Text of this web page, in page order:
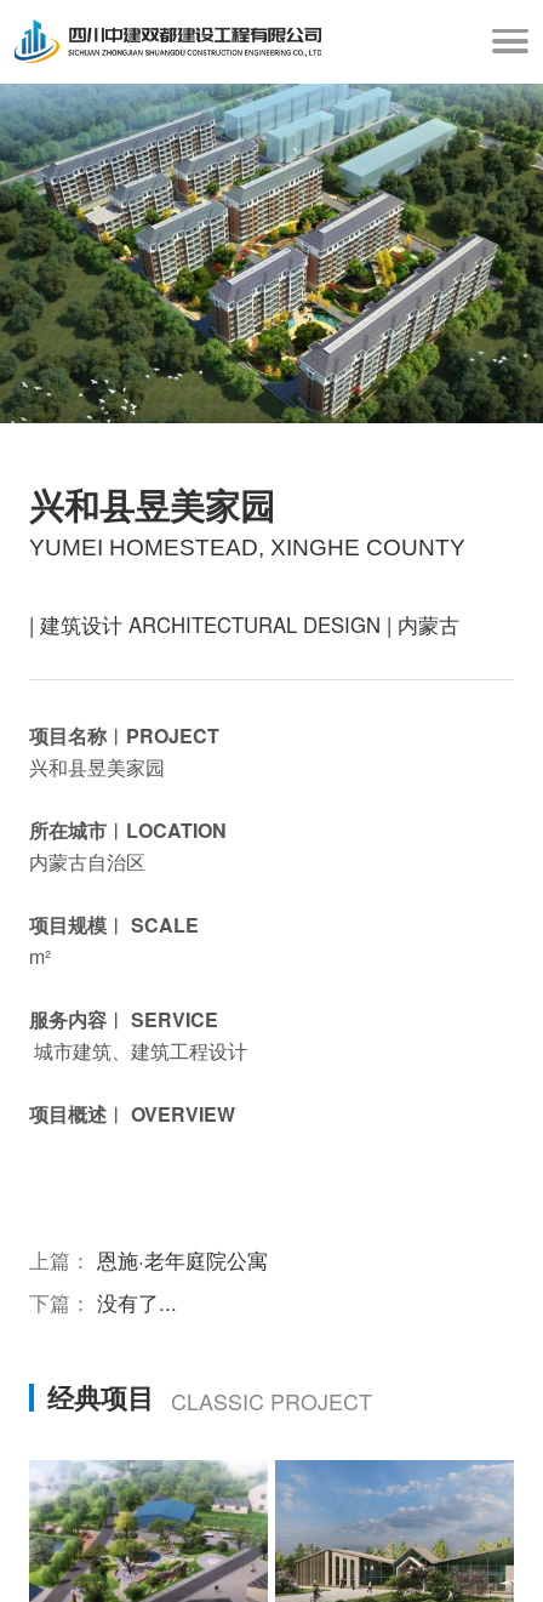
兴和县昱美家园
YUMEI HOMESTEAD, XINGHE COUNTY
| 建筑设计 ARCHITECTURAL DESIGN | 内蒙古
项目名称︱PROJECT
兴和县昱美家园
所在城市︱LOCATION
内蒙古自治区
项目规模︱ SCALE
m²
服务内容︱ SERVICE
城市建筑、建筑工程设计
项目概述︱ OVERVIEW
上篇： 恩施·老年庭院公寓
下篇： 没有了...
经典项目 CLASSIC PROJECT